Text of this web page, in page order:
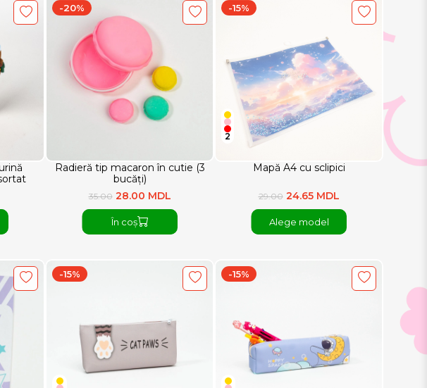
Radieră tip macaron în cutie (3
bucăți)
-20%
35.00 28.00 MDL
În coș
Mapă A4 cu sclipici
-15%
2
29.00 24.65 MDL
Alege model
-15% -15%